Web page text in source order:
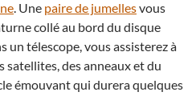
. Une paire de jumellesvous
collé au bord du disque
un télescope, vous assisterez à
satellites, des anneaux et du
émouvant qui durera quelques